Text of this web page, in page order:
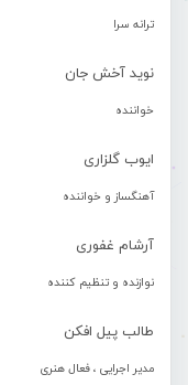
ترانه سرا
نوید آخش جان
خواننده
ایوب گلزاری
آهنگساز و خواننده
آرشام غفوری
نوازنده و تنظیم کننده
طالب پیل افکن
مدیر اجرایی ، فعال هنری